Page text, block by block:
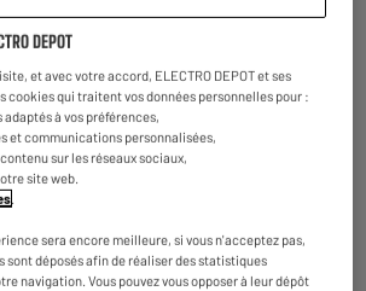
Mug KAWAII arc en ciel 35cl
Coloris : Plusieurs modèles
3€48
DEPOT
et avec votre accord, ELECTRO DEPOT et ses
cookies qui traitent vos données personnelles pour :
à vos préférences,
et communications personnalisées,
sur les réseaux sociaux,
site web.
.
sera encore meilleure, si vous n'acceptez pas,
sont déposés afin de réaliser des statistiques
navigation. Vous pouvez vous opposer à leur dépôt